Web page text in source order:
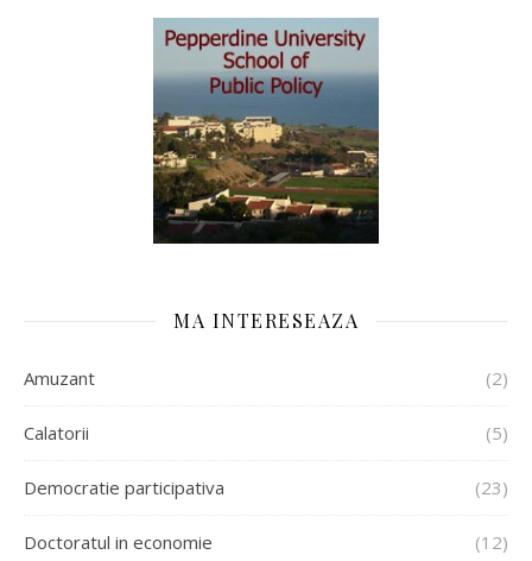
MA INTERESEAZA
Amuzant (2)
Calatorii (5)
Democratie participativa (23)
Doctoratul in economie (12)